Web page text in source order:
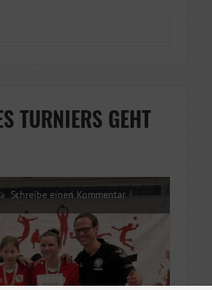
TURNIERS GEHT
Schreibe einen Kommentar